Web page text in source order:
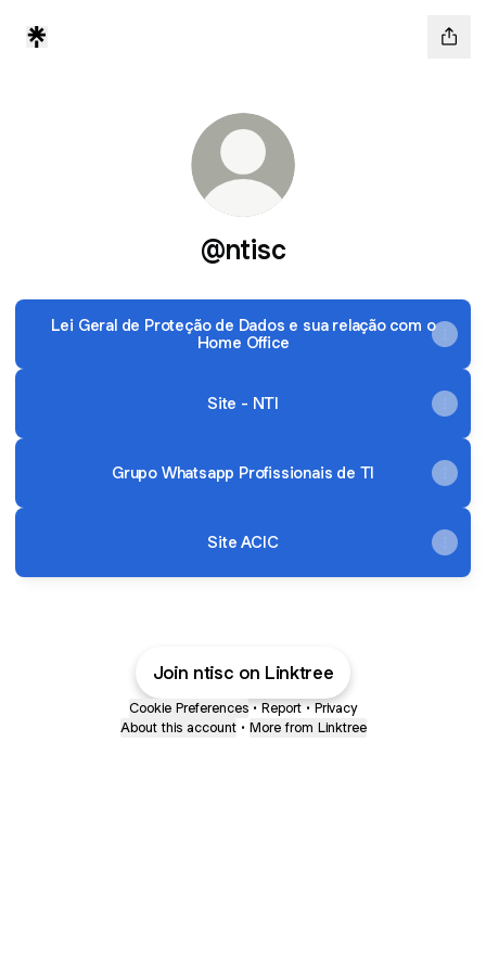
@ntisc
Lei Geral de Proteção de Dados e sua relação com o
Home Office
Site - NTI
Grupo Whatsapp Profissionais de TI
Site ACIC
Join ntisc on Linktree
Cookie Preferences • Report • Privacy
About this account • More from Linktree